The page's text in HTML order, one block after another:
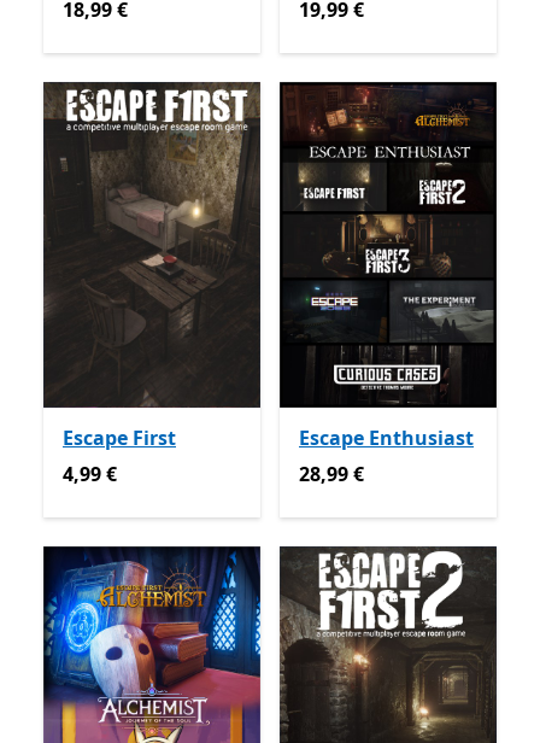
18,99 €
18,99 €
19,99 €
19,99 €
Escape First
4,99 €
4,99 €
Escape Enthusiast
28,99 €
28,99 €